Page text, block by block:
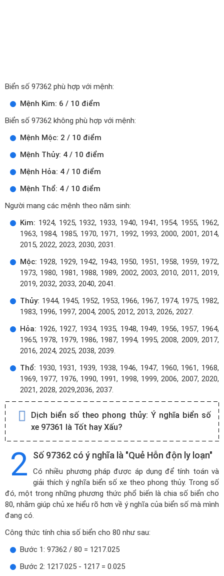
Biển số 97362 phù hợp với mệnh:
Mệnh Kim: 6 / 10 điểm
Biển số 97362 không phù hợp với mệnh:
Mệnh Mộc: 2 / 10 điểm
Mệnh Thủy: 4 / 10 điểm
Mệnh Hỏa: 4 / 10 điểm
Mệnh Thổ: 4 / 10 điểm
Người mang các mệnh theo năm sinh:
Kim: 1924, 1925, 1932, 1933, 1940, 1941, 1954, 1955, 1962,
1963, 1984, 1985, 1970, 1971, 1992, 1993, 2000, 2001, 2014,
2015, 2022, 2023, 2030, 2031.
Mộc: 1928, 1929, 1942, 1943, 1950, 1951, 1958, 1959, 1972,
1973, 1980, 1981, 1988, 1989, 2002, 2003, 2010, 2011, 2019,
2019, 2032, 2033, 2040, 2041.
Thủy: 1944, 1945, 1952, 1953, 1966, 1967, 1974, 1975, 1982,
1983, 1996, 1997, 2004, 2005, 2012, 2013, 2026, 2027.
Hỏa: 1926, 1927, 1934, 1935, 1948, 1949, 1956, 1957, 1964,
1965, 1978, 1979, 1986, 1987, 1994, 1995, 2008, 2009, 2017,
2016, 2024, 2025, 2038, 2039.
Thổ: 1930, 1931, 1939, 1938, 1946, 1947, 1960, 1961, 1968,
1969, 1977, 1976, 1990, 1991, 1998, 1999, 2006, 2007, 2020,
2021, 2028, 2029,2036, 2037.
Dịch biển số theo phong thủy: Ý nghĩa biển số
xe 97361 là Tốt hay Xấu?
2 Số 97362 có ý nghĩa là "Quẻ Hỗn độn ly loạn"
Có nhiều phương pháp được áp dụng để tính toán và
giải thích ý nghĩa biển số xe theo phong thủy. Trong số
đó, một trong những phương thức phổ biến là chia số biển cho
80, nhằm giúp chủ xe hiểu rõ hơn về ý nghĩa của biển số mà mình
đang có.
Công thức tính chia số biển cho 80 như sau:
Bước 1: 97362 / 80 = 1217.025
Bước 2: 1217.025 - 1217 = 0.025